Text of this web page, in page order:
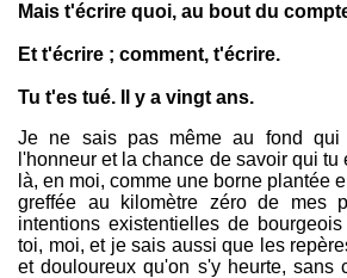
Mais t'écrire quoi, au bout du
Et t'écrire ; comment, t'écrire.
Tu t'es tué. Il y a vingt ans.
Je ne sais pas même au fond
l'honneur et la chance de savoir qui tu
là, en moi, comme une borne plantée
greffée au kilomètre zéro de mes
intentions existentielles de
toi, moi, et je sais aussi que les
et douloureux qu'on s'y heurte, sans